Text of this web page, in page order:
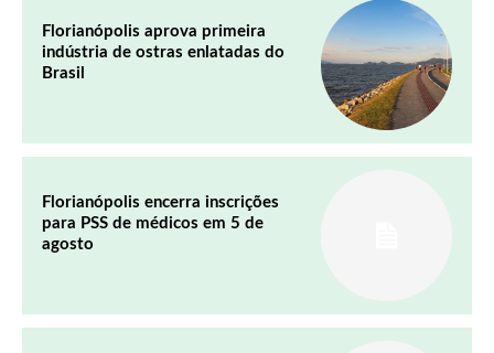
Florianópolis aprova primeira
indústria de ostras enlatadas do
Brasil
Florianópolis encerra inscrições
para PSS de médicos em 5 de
agosto